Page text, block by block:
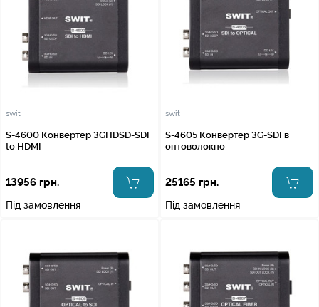
swit
S-4600 Конвертер 3GHDSD-SDI
to HDMI
13956 грн.
Під замовлення
swit
S-4605 Конвертер 3G-SDI в
оптоволокно
25165 грн.
Під замовлення